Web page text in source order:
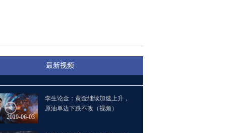
最新视频
2019-06-03
李生论金：黄金继续加速上升，
原油单边下跌不改（视频）